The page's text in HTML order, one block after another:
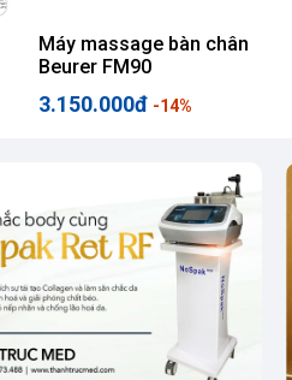
Máy massage bàn chân
Beurer FM90
3.150.000đ -14%